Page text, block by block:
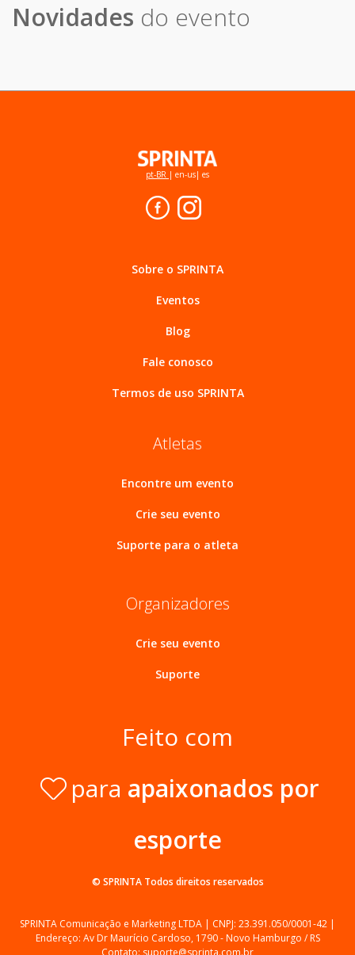
Novidades do evento
pt-BR | en-us| es
Sobre o SPRINTA
Eventos
Blog
Fale conosco
Termos de uso SPRINTA
Atletas
Encontre um evento
Crie seu evento
Suporte para o atleta
Organizadores
Crie seu evento
Suporte
Feito com
para apaixonados por
esporte
© SPRINTA Todos direitos reservados
SPRINTA Comunicação e Marketing LTDA | CNPJ: 23.391.050/0001-42 |
Endereço: Av Dr Maurício Cardoso, 1790 - Novo Hamburgo / RS